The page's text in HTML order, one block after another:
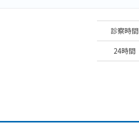
診察時間
24時間